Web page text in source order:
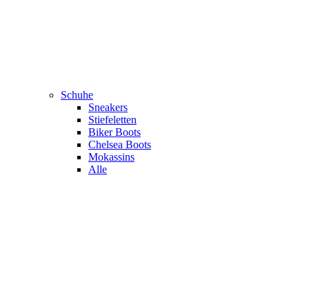
Schuhe
Sneakers
Stiefeletten
Biker Boots
Chelsea Boots
Mokassins
Alle